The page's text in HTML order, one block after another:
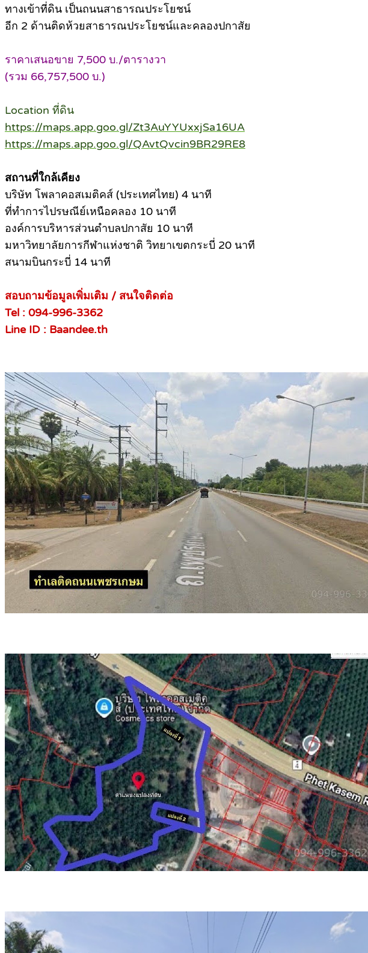
ทางเข้าที่ดิน เป็นถนนสาธารณประโยชน์
อีก 2 ด้านติดห้วยสาธารณประโยชน์และคลองปกาสัย
ราคาเสนอขาย 7,500 บ./ตารางวา
(รวม 66,757,500 บ.)
Location ที่ดิน
https://maps.app.goo.gl/Zt3AuYYUxxjSa16UA
https://maps.app.goo.gl/QAvtQvcin9BR29RE8
สถานที่ใกล้เคียง
บริษัท โพลาคอสเมติคส์ (ประเทศไทย) 4 นาที
ที่ทำการไปรษณีย์เหนือคลอง 10 นาที
องค์การบริหารส่วนตำบลปกาสัย 10 นาที
มหาวิทยาลัยการกีฬาแห่งชาติ วิทยาเขตกระบี่ 20 นาที
สนามบินกระบี่ 14 นาที
สอบถามข้อมูลเพิ่มเติม / สนใจติดต่อ
Tel : 094-996-3362
Line ID : Baandee.th